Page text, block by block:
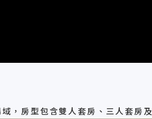
，房型包含雙人套房、三人套房